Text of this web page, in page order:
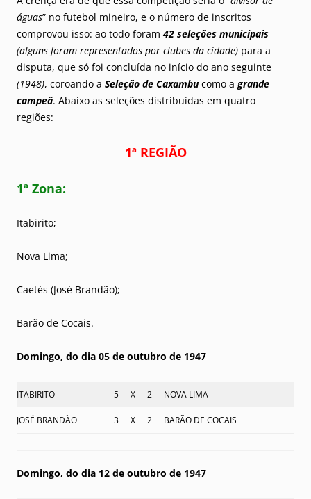
águas” no futebol mineiro, e o número de inscritos
comprovou isso: ao todo foram 42 seleções municipais
(alguns foram representados por clubes da cidade) para a
disputa, que só foi concluída no início do ano seguinte
(1948), coroando a Seleção de Caxambucomo agrande
campeã. Abaixo as seleções distribuídas em quatro
regiões:
1ª REGIÃO
1ª Zona:
Itabirito;
Nova Lima;
Caetés (José Brandão);
Barão de Cocais.
Domingo, do dia 05 de outubro de 1947
ITABIRITO 5 X 2 NOVA LIMA
JOSÉ BRANDÃO 3 X 2 BARÃO DE COCAIS
Domingo, do dia 12 de outubro de 1947